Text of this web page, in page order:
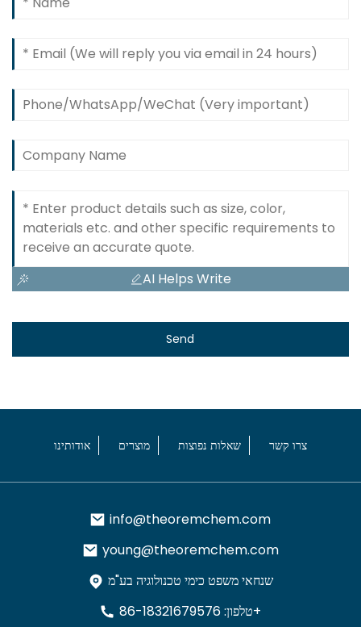
AI Helps Write
Send
אודותינו מוצרים שאלות נפוצות צרו קשר
info@theoremchem.com
young@theoremchem.com
שנחאי משפט כימי טכנולוגיה בע"מ
טלפון: 86-18321679576+